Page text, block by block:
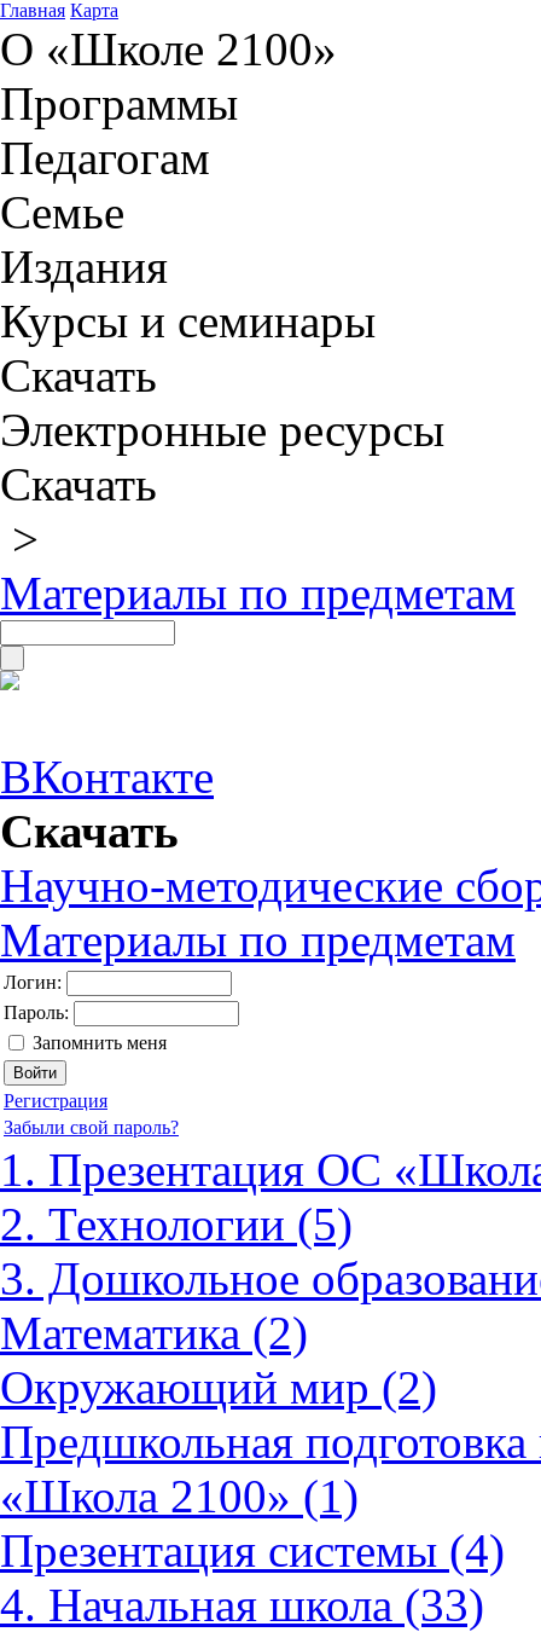
Главная Карта
О «Школе 2100»
Программы
Педагогам
Семье
Издания
Курсы и семинары
Скачать
Электронные ресурсы
Скачать
>
Материалы по предметам
ВКонтакте
Скачать
Научно-методические
Материалы по предметам
Логин:
Пароль:
Запомнить меня
Регистрация
Забыли свой пароль?
1. Презентация ОС
2. Технологии (5)
3. Дошкольное
Математика (2)
Окружающий мир (2)
Предшкольная
«Школа 2100» (1)
Презентация системы (4)
4. Начальная школа (33)